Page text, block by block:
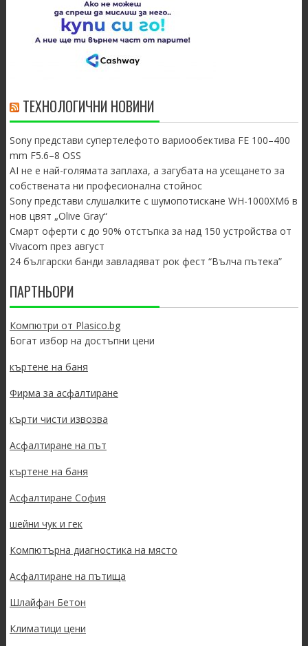
ТЕХНОЛОГИЧНИ НОВИНИ
Sony представи супертелефото вариообектива FE 100–400
mm F5.6–8 OSS
AI не е най-голямата заплаха, а загубата на усещането за
собствената ни професионална стойнос
Sony представи слушалките с шумопотискане WH-1000XM6 в
нов цвят „Olive Gray“
Смарт оферти с до 90% отстъпка за над 150 устройства от
Vivacom през август
24 български банди завладяват рок фест “Вълча пътека”
ПАРТНЬОРИ
Компютри от Plasico.bg
Богат избор на достъпни цени
къртене на баня
Фирма за асфалтиране
кърти чисти извозва
Асфалтиране на път
къртене на баня
Асфалтиране София
шейни чук и гек
Компютърна диагностика на място
Асфалтиране на пътища
Шлайфан Бетон
Климатици цени